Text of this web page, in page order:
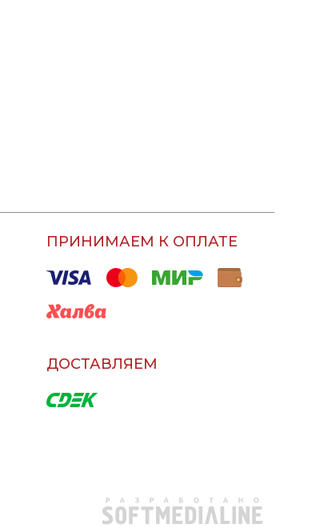
ПРИНИМАЕМ К ОПЛАТЕ
ДОСТАВЛЯЕМ